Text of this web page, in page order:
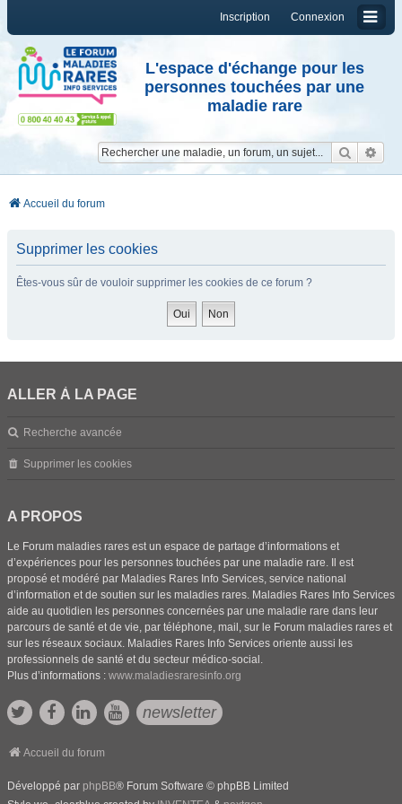
Connexion
Inscription
L'espace d'échange pour les
personnes touchées par une
maladie rare
Accueil du forum
Supprimer les cookies
Êtes-vous sûr de vouloir supprimer les cookies de ce forum ?
ALLER À LA PAGE
Recherche avancée
Supprimer les cookies
A PROPOS
Le Forum maladies rares est un espace de partage d’informations et
d’expériences pour les personnes touchées par une maladie rare. Il est
proposé et modéré par Maladies Rares Info Services, service national
d’information et de soutien sur les maladies rares. Maladies Rares Info Services
aide au quotidien les personnes concernées par une maladie rare dans leur
parcours de santé et de vie, par téléphone, mail, sur le Forum maladies rares et
sur les réseaux sociaux. Maladies Rares Info Services oriente aussi les
professionnels de santé et du secteur médico-social.
Plus d’informations : www.maladiesraresinfo.org
newsletter
Accueil du forum
Développé par phpBB® Forum Software © phpBB Limited